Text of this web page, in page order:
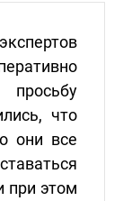
что
они все
при этом